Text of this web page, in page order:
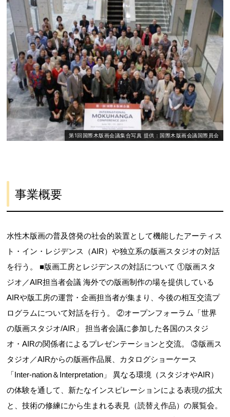
第1回国際木版画会議集合写真 提供：国際木版画会議国際員会
事業概要
水性木版画の普及啓発の社会的装置として機能したアーティス
ト・イン・レジデンス（AIR）や独立系の版画スタジオの対話
を行う。 ■版画工房とレジデンスの対話について ①版画スタ
ジオ／AIR担当者会議 海外での版画制作の場を提供している
AIRや版工房の運営・企画担当者が集まり、今後の相互交流プ
ログラムについて対話を行う。 ②オープンフォーラム「世界
の版画スタジオ/AIR」 担当者会議に参加した各国のスタジ
オ・AIRの関係者によるプレゼンテーションと交流。 ③版画ス
タジオ／AIRからの版画作品展、カタログショーケース
「Inter-nation＆Interpretation」 異なる環境（スタジオやAIR）
の体験を通して、新たなインスピレーションによる表現の拡大
と、技術の修練にから生まれる表見（読替え作品）の展覧会。